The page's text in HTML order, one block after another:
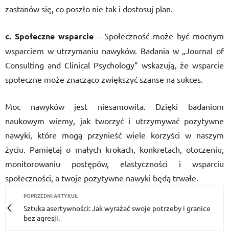
zastanów się, co poszło nie tak i dostosuj plan.
c. Społeczne wsparcie– Społeczność może być mocnym
wsparciem w utrzymaniu nawyków. Badania w „Journal of
Consulting and Clinical Psychology” wskazują, że wsparcie
społeczne może znacząco zwiększyć szanse na sukces.
Moc nawyków jest niesamowita. Dzięki badaniom
naukowym wiemy, jak tworzyć i utrzymywać pozytywne
nawyki, które mogą przynieść wiele korzyści w naszym
życiu. Pamiętaj o małych krokach, konkretach, otoczeniu,
monitorowaniu postępów, elastyczności i wsparciu
społeczności, a twoje pozytywne nawyki będą trwałe.
POPRZEDNI ARTYKUŁ
Sztuka asertywności: Jak wyrażać swoje potrzeby i granice
bez agresji.